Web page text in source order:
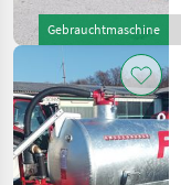
Gebrauchtmaschine